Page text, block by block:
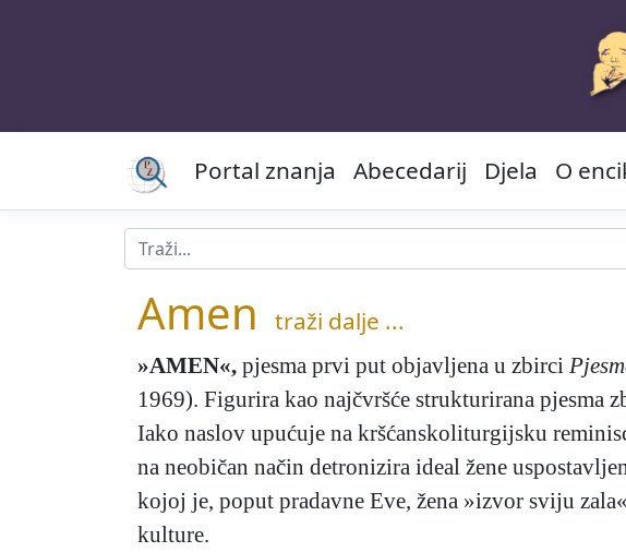
Portal znanja Abecedarij Djela O
Amen traži dalje ...
»AMEN«, pjesma prvi put objavljena u zbirci
1969). Figurira kao najčvršće strukturirana pjesma
Iako naslov upućuje na kršćanskoliturgijsku
na neobičan način detronizira ideal žene
kojoj je, poput pradavne Eve, žena »izvor sviju
kulture.